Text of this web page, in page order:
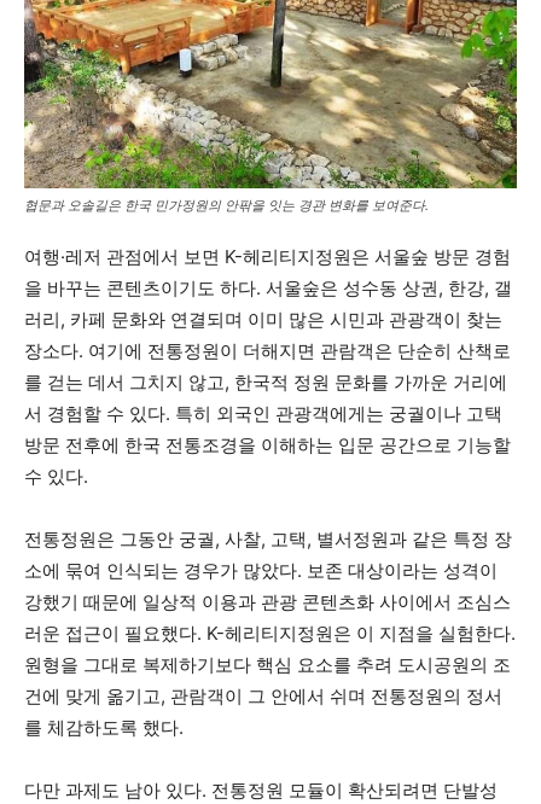
협문과 오솔길은 한국 민가정원의 안팎을 잇는 경관 변화를 보여준다.
여행·레저 관점에서 보면 K-헤리티지정원은 서울숲 방문 경험
을 바꾸는 콘텐츠이기도 하다. 서울숲은 성수동 상권, 한강, 갤
러리, 카페 문화와 연결되며 이미 많은 시민과 관광객이 찾는
장소다. 여기에 전통정원이 더해지면 관람객은 단순히 산책로
를 걷는 데서 그치지 않고, 한국적 정원 문화를 가까운 거리에
서 경험할 수 있다. 특히 외국인 관광객에게는 궁궐이나 고택
방문 전후에 한국 전통조경을 이해하는 입문 공간으로 기능할
수 있다.
전통정원은 그동안 궁궐, 사찰, 고택, 별서정원과 같은 특정 장
소에 묶여 인식되는 경우가 많았다. 보존 대상이라는 성격이
강했기 때문에 일상적 이용과 관광 콘텐츠화 사이에서 조심스
러운 접근이 필요했다. K-헤리티지정원은 이 지점을 실험한다.
원형을 그대로 복제하기보다 핵심 요소를 추려 도시공원의 조
건에 맞게 옮기고, 관람객이 그 안에서 쉬며 전통정원의 정서
를 체감하도록 했다.
다만 과제도 남아 있다. 전통정원 모듈이 확산되려면 단발성